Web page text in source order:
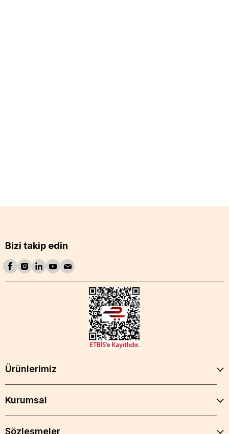
Bizi takip edin
Ürünlerimiz
Kurumsal
Sözleşmeler